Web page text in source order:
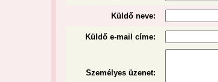
Küldő neve:
Küldő e-mail címe:
Személyes üzenet: